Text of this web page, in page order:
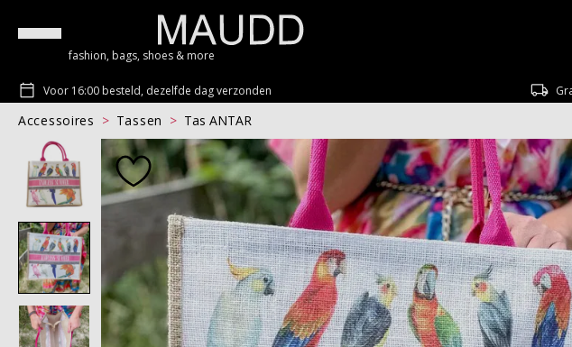
fashion, bags, shoes & more
Voor 16:00 besteld, dezelfde dag verzonden
Accessoires Tassen
Tas ANTAR